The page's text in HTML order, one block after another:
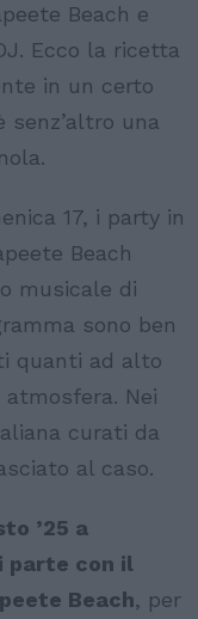
Beach e
Ecco la ricetta
in un certo
senz’altro una
17, i party in
Beach
musicale di
sono ben
quanti ad alto
Nei
curati da
al caso.
’25 a
parte con il
Beach, per